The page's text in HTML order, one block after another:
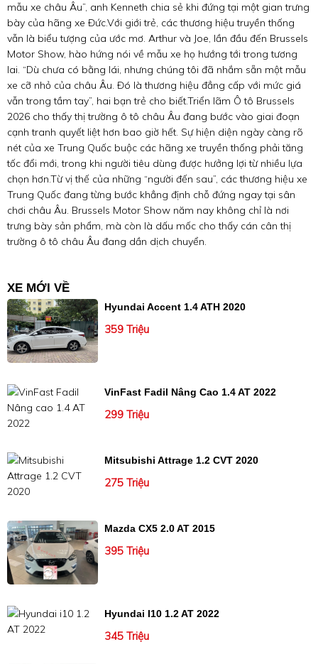
mẫu xe châu Âu”, anh Kenneth chia sẻ khi đứng tại một gian trưng
bày của hãng xe Đức.Với giới trẻ, các thương hiệu truyền thống
vẫn là biểu tượng của ước mơ. Arthur và Joe, lần đầu đến Brussels
Motor Show, hào hứng nói về mẫu xe họ hướng tới trong tương
lai. “Dù chưa có bằng lái, nhưng chúng tôi đã nhắm sẵn một mẫu
xe cỡ nhỏ của châu Âu. Đó là thương hiệu đẳng cấp với mức giá
vẫn trong tầm tay”, hai bạn trẻ cho biết.Triển lãm Ô tô Brussels
2026 cho thấy thị trường ô tô châu Âu đang bước vào giai đoạn
cạnh tranh quyết liệt hơn bao giờ hết. Sự hiện diện ngày càng rõ
nét của xe Trung Quốc buộc các hãng xe truyền thống phải tăng
tốc đổi mới, trong khi người tiêu dùng được hưởng lợi từ nhiều lựa
chọn hơn.Từ vị thế của những “người đến sau”, các thương hiệu xe
Trung Quốc đang từng bước khẳng định chỗ đứng ngay tại sân
chơi châu Âu. Brussels Motor Show năm nay không chỉ là nơi
trưng bày sản phẩm, mà còn là dấu mốc cho thấy cán cân thị
trường ô tô châu Âu đang dần dịch chuyển.
XE MỚI VỀ
Hyundai Accent 1.4 ATH 2020
359 Triệu
VinFast Fadil Nâng Cao 1.4 AT 2022
299 Triệu
Mitsubishi Attrage 1.2 CVT 2020
275 Triệu
Mazda CX5 2.0 AT 2015
395 Triệu
Hyundai I10 1.2 AT 2022
345 Triệu